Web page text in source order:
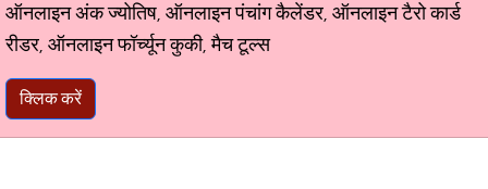
ऑनलाइन अंक ज्योतिष, ऑनलाइन पंचांग कैलेंडर, ऑनलाइन टैरो कार्ड
रीडर, ऑनलाइन फॉर्च्यून कुकी, मैच टूल्स
क्लिक करें